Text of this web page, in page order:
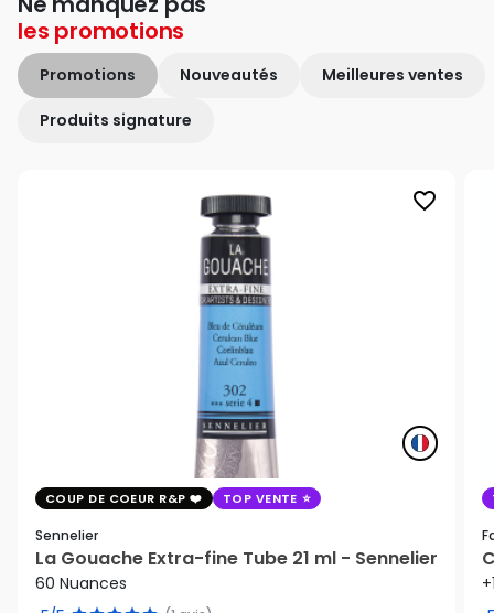
les promotions
Promotions Nouveautés Meilleures ventes
Produits signature
favorite_border
COUP DE COEUR R&P TOP VENTE
Sennelier
La Gouache Extra-fine Tube 21 ml - Sennelier
60 Nuances